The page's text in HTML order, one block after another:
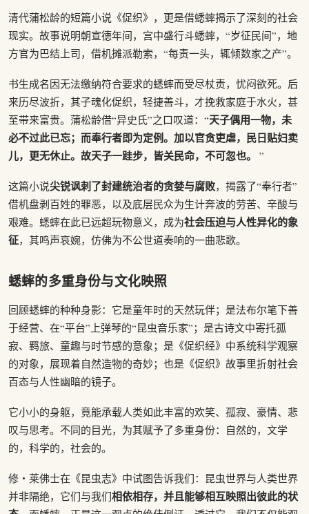
清代蒲松龄的短篇小说《促织》，更是借蟋蟀揭示了深刻的社会
现实。故事说明朝宣德年间，宫中盛行斗蟋蟀，“岁征民间”，地
方官为巴结上司，借机摊派勒索，“每责一头，辄倾数家之产”。
书生成名因无法缴纳符合要求的蟋蟀而受尽杖责，忧闷欲死。后
来历尽波折，其子魂化促织，轻捷善斗，才挽救家庭于水火，甚
至带来富贵。蒲松龄借“异史氏”之口叹道：“天子偶用一物，未
必不过此已忘；而奉行者即为定例。加以官贪吏虐，民日贴妇卖
儿，更无休止。故天子一跬步，皆关民命，不可忽也。
”
这篇小说尖锐讽刺了封建统治者的贪婪与腐败，揭露了“奉行者”
借机盘剥百姓的罪恶，以及底层民众为生计奔波的劳苦、辛酸与
艰难。蟋蟀在此已远超玩物意义，成为社会压迫与人性异化的象
征，其鸣声哀婉，仿佛为不公世道奏响的一曲悲歌。
蟋蟀的多重身份与文化映照
回顾蟋蟀的种种身影：它是童年时的天然玩伴；是法布尔笔下善
于经营、在“平台”上弹琴的“昆虫音乐家”；是古诗文中寄托孤
寂、羁旅、童趣与时节感的意象；是《促织经》中系统科学观察
的对象，展现着自然造物的奇妙；也是《促织》故事里折射社会
百态与人性幽暗的镜子。
它小小的身躯，竟能承载人类如此丰富的欢笑、孤寂、豪情、悲
叹与思考。不同的目光，为其赋予了多重身份：自然的，文学
的，科学的，社会的。
修・莱佛士在《昆虫志》中试图告诉我们：昆虫世界与人类世界
并非隔绝，它们与我们相依相存，并且能够相互映照出彼此的状